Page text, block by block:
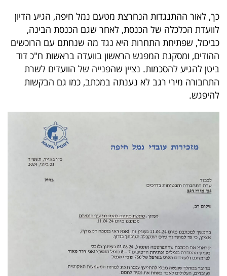
כך, לאור ההתנגדות הנחרצת מטעם נמל חיפה, הגיע הדיון
לוועדת הכלכלה של הכנסת, לאחר שגם הכנסת הבינה,
כביכול, שפתיחת התחרות היא נגד מה שנחתם עם הרוכשים
ההודים, ומסקנת המפגש הראשון בוועדה בראשות ח"כ דוד
ביטן להגיע להסכמות. נציין שהפנייה של הוועדים לשרת
התחבורה מירי רגב לא נענתה במכתב, כמו גם הבקשות
להיפגש.